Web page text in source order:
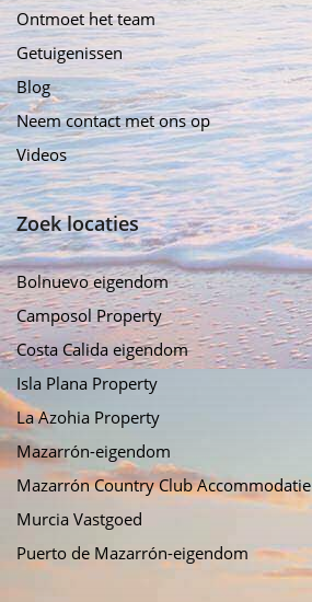
Ontmoet het team
Getuigenissen
Blog
Neem contact met ons op
Videos
Zoek locaties
Bolnuevo eigendom
Camposol Property
Costa Calida eigendom
Isla Plana Property
La Azohia Property
Mazarrón-eigendom
Mazarrón Country Club Accommodatie
Murcia Vastgoed
Puerto de Mazarrón-eigendom